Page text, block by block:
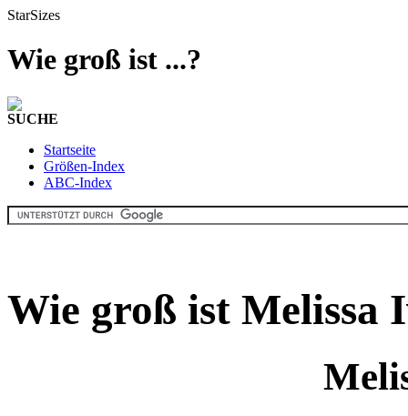
StarSizes
Wie groß ist ...?
SUCHE
Startseite
Größen-Index
ABC-Index
Wie groß ist Melissa